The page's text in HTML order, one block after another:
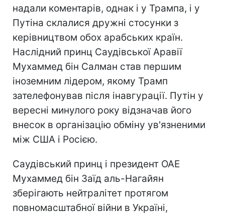
надали коментарів, однак і у Трампа, і у
Путіна склалися дружні стосунки з
керівництвом обох арабських країн.
Наслідний принц Саудівської Аравії
Мухаммед бін Салман став першим
іноземним лідером, якому Трамп
зателефонував після інавгурації. Путін у
вересні минулого року відзначав його
внесок в організацію обміну ув'язненими
між США і Росією.
Саудівський принц і президент ОАЕ
Мухаммед бін Заїд аль-Нагайян
зберігають нейтралітет протягом
повномасштабної війни в Україні,